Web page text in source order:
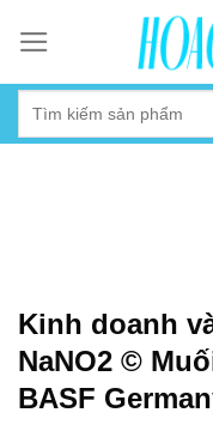
content
Kinh doanh
NaNO2 ©
BASF